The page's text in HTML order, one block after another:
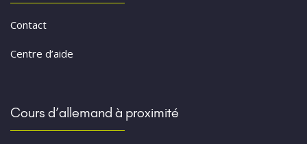
Contact
Centre d’aide
Cours d’allemand à proximité